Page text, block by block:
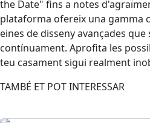
the Date" fins a notes
plataforma ofereix una gamma
eines de disseny avançades
contínuament. Aprofita les
teu casament sigui realment
TAMBÉ ET POT INTERESSAR